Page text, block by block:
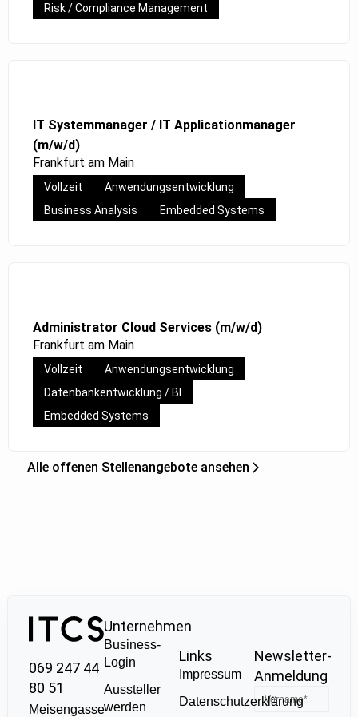
Risk / Compliance Management
IT Systemmanager / IT Applicationmanager
(m/w/d)
Frankfurt am Main
Vollzeit
Anwendungsentwicklung
Business Analysis
Embedded Systems
Administrator Cloud Services (m/w/d)
Frankfurt am Main
Vollzeit
Anwendungsentwicklung
Datenbankentwicklung / BI
Embedded Systems
Alle offenen Stellenangebote ansehen
069 247 44
80 51
Meisengasse
Unternehmen
Business-
Login
Aussteller
werden
Links
Impressum
Datenschutzerklärung
Newsletter-
Anmeldung